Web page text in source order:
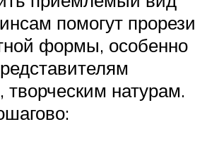
помогут прорези
формы, особенно
творческим натурам.